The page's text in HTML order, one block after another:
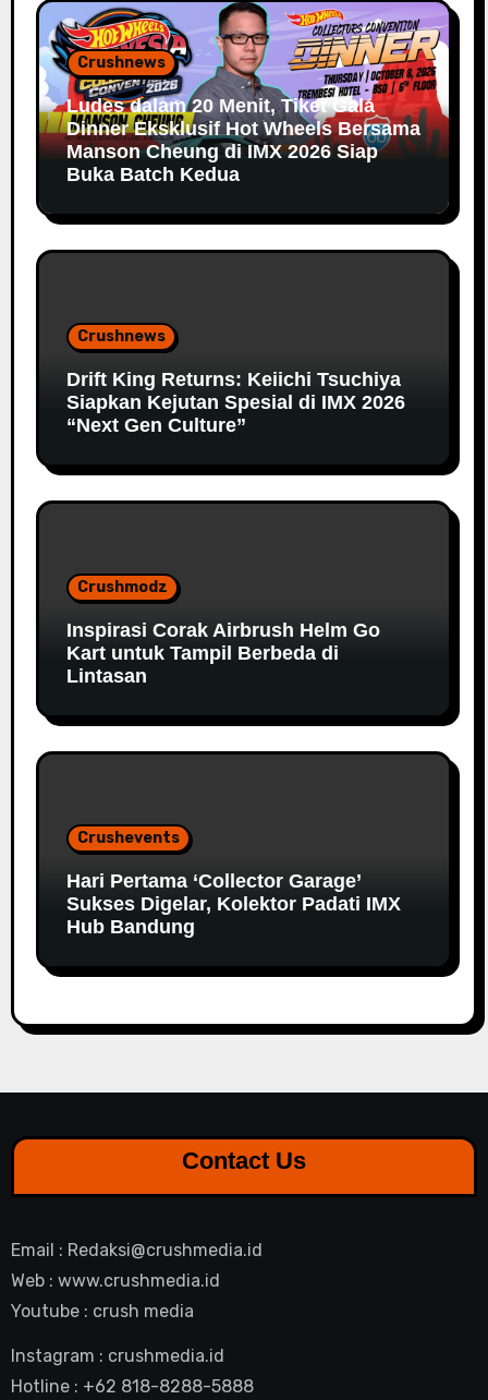
Crushnews
Ludes dalam 20 Menit, Tiket Gala
Dinner Eksklusif Hot Wheels Bersama
Manson Cheung di IMX 2026 Siap
Buka Batch Kedua
Crushnews
Drift King Returns: Keiichi Tsuchiya
Siapkan Kejutan Spesial di IMX 2026
“Next Gen Culture”
Crushmodz
Inspirasi Corak Airbrush Helm Go
Kart untuk Tampil Berbeda di
Lintasan
Crushevents
Hari Pertama ‘Collector Garage’
Sukses Digelar, Kolektor Padati IMX
Hub Bandung
Contact Us
Email : Redaksi@crushmedia.id
Web : www.crushmedia.id
Youtube : crush media
Instagram : crushmedia.id
Hotline : +62 818-8288-5888